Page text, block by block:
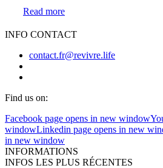
Read more
INFO CONTACT
contact.fr@revivre.life
Find us on:
Facebook page opens in new window
windowLinkedin page opens in new
in new window
INFORMATIONS
INFOS LES PLUS RÉCENTES